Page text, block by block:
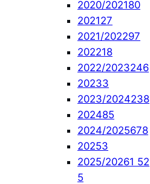
2020/202180
202127
2021/202297
202218
2022/2023246
20233
2023/2024238
202485
2024/2025678
20253
2025/20261 52
5